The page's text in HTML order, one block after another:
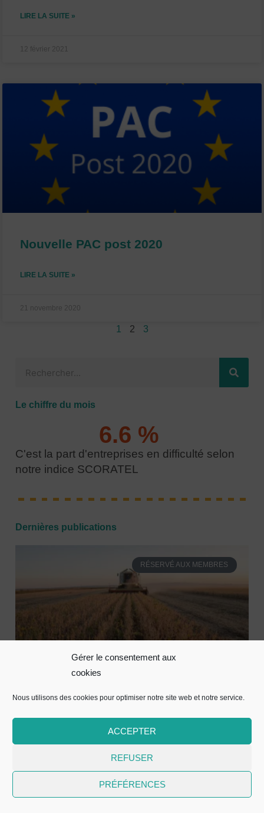
Gérer le consentement aux
cookies
Nous utilisons des cookies pour optimiser notre site web et notre service.
ACCEPTER
REFUSER
PRÉFÉRENCES
LIRE LA SUITE »
12 février 2021
Nouvelle PAC post 2020
LIRE LA SUITE »
21 novembre 2020
1 2 3
h
c
h
Le chiffre du mois
C'est la part d'entreprises en difficulté selon
notre indice SCORATEL
6.6 %
Dernières publications
RÉSERVÉ AUX MEMBRES
Observatoire grandes cultures
RÉSERVÉ AUX MEMBRES